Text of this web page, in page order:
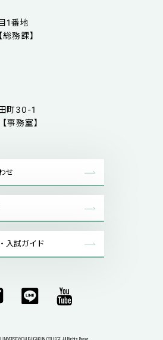
1番地
務課】
町30-1
務室】
せ
入試ガイド